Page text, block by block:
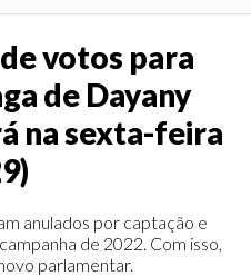
votos para
de Dayany
na sexta-feira
anulados por captação e
de 2022. Com isso,
parlamentar.